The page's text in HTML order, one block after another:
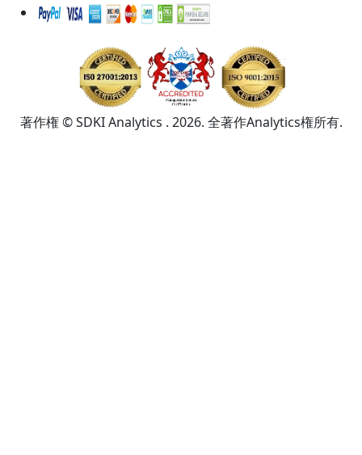
著作権 © SDKI Analytics . 2026. 全著作Analytics権所有.